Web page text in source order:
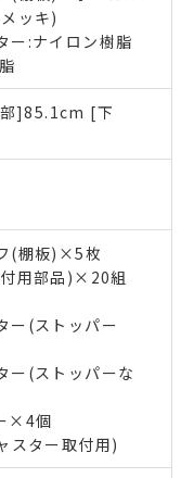
ッキ)
ー:ナイロン樹脂
]85.1cm [下
(棚板)×5枚
用部品)×20組
ー(ストッパー
ー(ストッパーな
×4個
スター取付用)